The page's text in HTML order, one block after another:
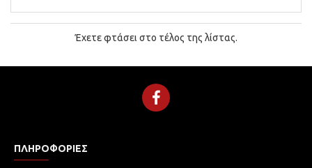
Έχετε φτάσει στο τέλος της λίστας.
ΠΛΗΡΟΦΟΡΊΕΣ